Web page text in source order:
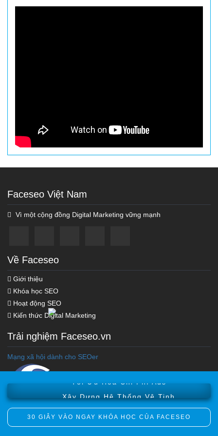
Faceseo Việt Nam
Vì một cộng đồng Digital Marketing vững mạnh
Về Faceseo
Giới thiệu
Khóa học SEO
Hoạt động SEO
Kiến thức Digital Marketing
Trải nghiệm Faceseo.vn
Mạng xã hội dành cho SEOer
Khóa học Marketing Online
Xây Dựng Hệ Thống Vệ Tinh
30 GIÂY VÀO NGAY KHÓA HỌC CỦA FACESEO